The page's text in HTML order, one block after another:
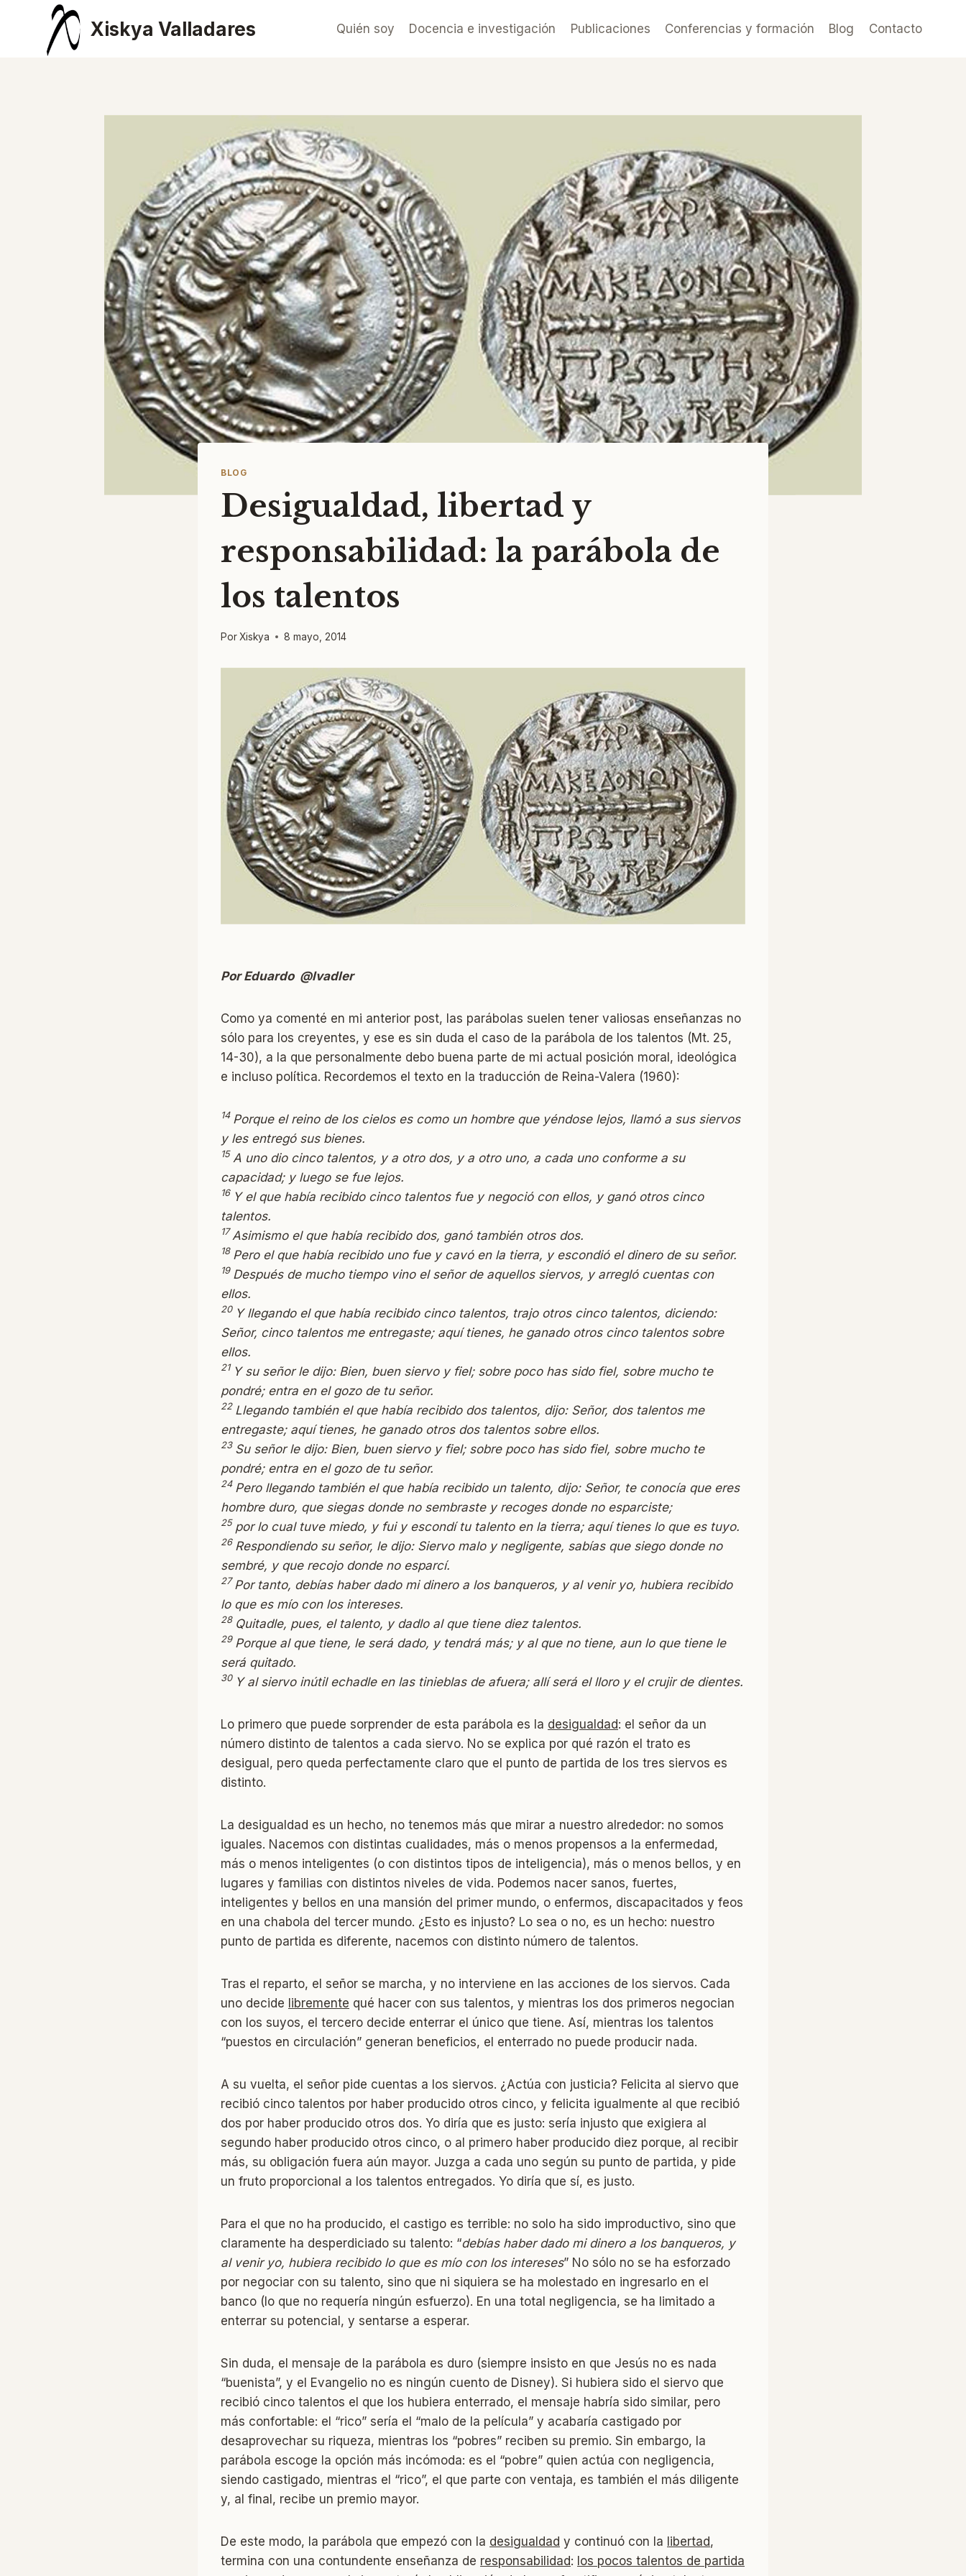
contenido
Xiskya Valladares Quién soy Docencia e investigación Publicaciones Conferencias y formación Blog Contacto
BLOG
Desigualdad, libertad y
responsabilidad: la parábola de
los talentos
PorXiskya 8 mayo, 2014
Por Eduardo @lvadler
Como ya comenté en mi anterior post, las parábolas suelen tener valiosas enseñanzas no
sólo para los creyentes, y ese es sin duda el caso de la parábola de los talentos (Mt. 25,
14-30), a la que personalmente debo buena parte de mi actual posición moral, ideológica
e incluso política. Recordemos el texto en la traducción de Reina-Valera (1960):
14 Porque el reino de los cielos es como un hombre que yéndose lejos, llamó a sus siervos
y les entregó sus bienes.
15 A uno dio cinco talentos, y a otro dos, y a otro uno, a cada uno conforme a su
capacidad; y luego se fue lejos.
16 Y el que había recibido cinco talentos fue y negoció con ellos, y ganó otros cinco
talentos.
17 Asimismo el que había recibido dos, ganó también otros dos.
18 Pero el que había recibido uno fue y cavó en la tierra, y escondió el dinero de su señor.
19 Después de mucho tiempo vino el señor de aquellos siervos, y arregló cuentas con
ellos.
20 Y llegando el que había recibido cinco talentos, trajo otros cinco talentos, diciendo:
Señor, cinco talentos me entregaste; aquí tienes, he ganado otros cinco talentos sobre
ellos.
21 Y su señor le dijo: Bien, buen siervo y fiel; sobre poco has sido fiel, sobre mucho te
pondré; entra en el gozo de tu señor.
22 Llegando también el que había recibido dos talentos, dijo: Señor, dos talentos me
entregaste; aquí tienes, he ganado otros dos talentos sobre ellos.
23 Su señor le dijo: Bien, buen siervo y fiel; sobre poco has sido fiel, sobre mucho te
pondré; entra en el gozo de tu señor.
24 Pero llegando también el que había recibido un talento, dijo: Señor, te conocía que eres
hombre duro, que siegas donde no sembraste y recoges donde no esparciste;
25 por lo cual tuve miedo, y fui y escondí tu talento en la tierra; aquí tienes lo que es tuyo.
26 Respondiendo su señor, le dijo: Siervo malo y negligente, sabías que siego donde no
sembré, y que recojo donde no esparcí.
27 Por tanto, debías haber dado mi dinero a los banqueros, y al venir yo, hubiera recibido
lo que es mío con los intereses.
28 Quitadle, pues, el talento, y dadlo al que tiene diez talentos.
29 Porque al que tiene, le será dado, y tendrá más; y al que no tiene, aun lo que tiene le
será quitado.
30 Y al siervo inútil echadle en las tinieblas de afuera; allí será el lloro y el crujir de dientes.
Lo primero que puede sorprender de esta parábola es la desigualdad: el señor da un
número distinto de talentos a cada siervo. No se explica por qué razón el trato es
desigual, pero queda perfectamente claro que el punto de partida de los tres siervos es
distinto.
La desigualdad es un hecho, no tenemos más que mirar a nuestro alrededor: no somos
iguales. Nacemos con distintas cualidades, más o menos propensos a la enfermedad,
más o menos inteligentes (o con distintos tipos de inteligencia), más o menos bellos, y en
lugares y familias con distintos niveles de vida. Podemos nacer sanos, fuertes,
inteligentes y bellos en una mansión del primer mundo, o enfermos, discapacitados y feos
en una chabola del tercer mundo. ¿Esto es injusto? Lo sea o no, es un hecho: nuestro
punto de partida es diferente, nacemos con distinto número de talentos.
Tras el reparto, el señor se marcha, y no interviene en las acciones de los siervos. Cada
uno decide libremente qué hacer con sus talentos, y mientras los dos primeros negocian
con los suyos, el tercero decide enterrar el único que tiene. Así, mientras los talentos
“puestos en circulación” generan beneficios, el enterrado no puede producir nada.
A su vuelta, el señor pide cuentas a los siervos. ¿Actúa con justicia? Felicita al siervo que
recibió cinco talentos por haber producido otros cinco, y felicita igualmente al que recibió
dos por haber producido otros dos. Yo diría que es justo: sería injusto que exigiera al
segundo haber producido otros cinco, o al primero haber producido diez porque, al recibir
más, su obligación fuera aún mayor. Juzga a cada uno según su punto de partida, y pide
un fruto proporcional a los talentos entregados. Yo diría que sí, es justo.
Para el que no ha producido, el castigo es terrible: no solo ha sido improductivo, sino que
claramente ha desperdiciado su talento: “debías haber dado mi dinero a los banqueros, y
al venir yo, hubiera recibido lo que es mío con los intereses” No sólo no se ha esforzado
por negociar con su talento, sino que ni siquiera se ha molestado en ingresarlo en el
banco (lo que no requería ningún esfuerzo). En una total negligencia, se ha limitado a
enterrar su potencial, y sentarse a esperar.
Sin duda, el mensaje de la parábola es duro (siempre insisto en que Jesús no es nada
“buenista”, y el Evangelio no es ningún cuento de Disney). Si hubiera sido el siervo que
recibió cinco talentos el que los hubiera enterrado, el mensaje habría sido similar, pero
más confortable: el “rico” sería el “malo de la película” y acabaría castigado por
desaprovechar su riqueza, mientras los “pobres” reciben su premio. Sin embargo, la
parábola escoge la opción más incómoda: es el “pobre” quien actúa con negligencia,
siendo castigado, mientras el “rico”, el que parte con ventaja, es también el más diligente
y, al final, recibe un premio mayor.
De este modo, la parábola que empezó con la desigualdad y continuó con la libertad,
termina con una contundente enseñanza de responsabilidad: los pocos talentos de partida